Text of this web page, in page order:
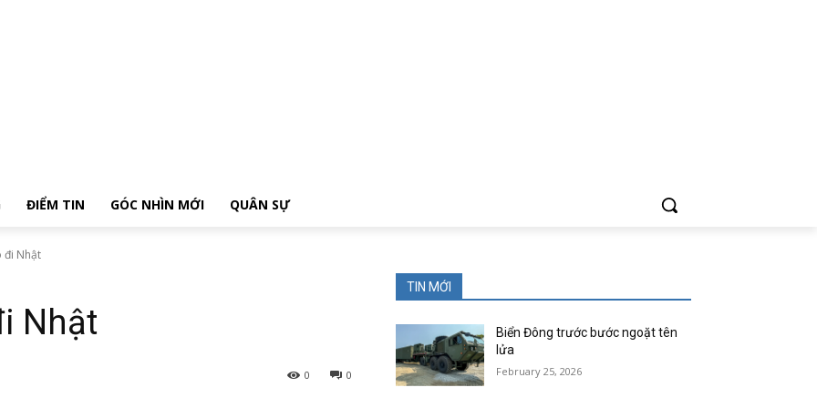
ĐIỂM TIN GÓC NHÌN MỚI QUÂN SỰ
đi Nhật
Nhật
0
0
TIN MỚI
Biển Đông trước bước ngoặt tên
lửa
February 25, 2026